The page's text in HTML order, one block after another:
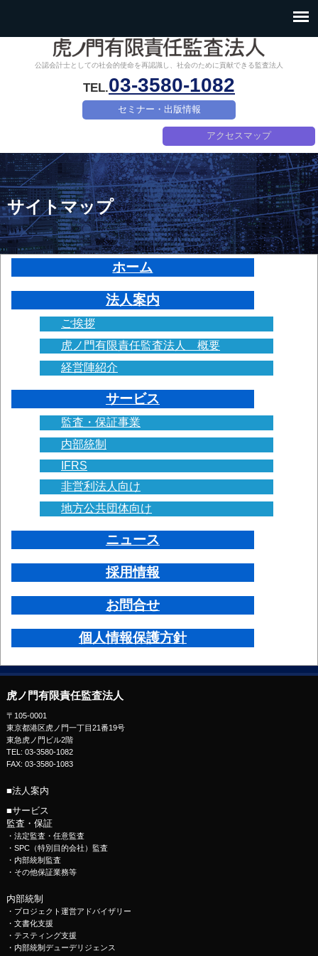
公認会計士としての社会的使命を再認識し、社会のために貢献できる監査法人
TEL.03-3580-1082
セミナー・出版情報
アクセスマップ
サイトマップ
ホーム
法人案内
ご挨拶
虎ノ門有限責任監査法人 概要
経営陣紹介
サービス
監査・保証事業
内部統制
IFRS
非営利法人向け
地方公共団体向け
ニュース
採用情報
お問合せ
個人情報保護方針
虎ノ門有限責任監査法人
〒105-0001
東京都港区虎ノ門一丁目21番19号
東急虎ノ門ビル2階
TEL: 03-3580-1082
FAX: 03-3580-1083
■法人案内
■サービス
監査・保証
・ 法定監査・任意監査
・ SPC（特別目的会社）監査
・ 内部統制監査
・ その他保証業務等
内部統制
・ プロジェクト運営アドバイザリー
・ 文書化支援
・ テスティング支援
・ 内部統制デューデリジェンス